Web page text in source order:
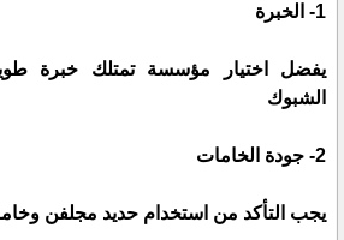
1- الخبرة
يفضل اختيار مؤسسة تمتلك خبرة
الشبوك
2- جودة الخامات
يجب التأكد من استخدام حديد مجلفن